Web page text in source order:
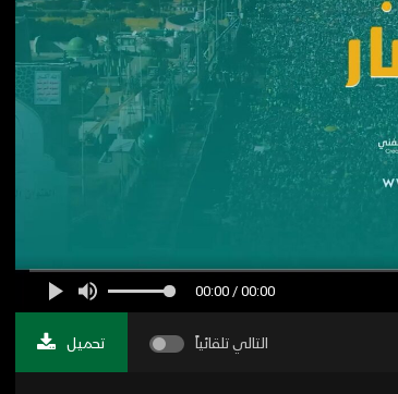
00:00 / 00:00
التالي تلقائياً تحميل